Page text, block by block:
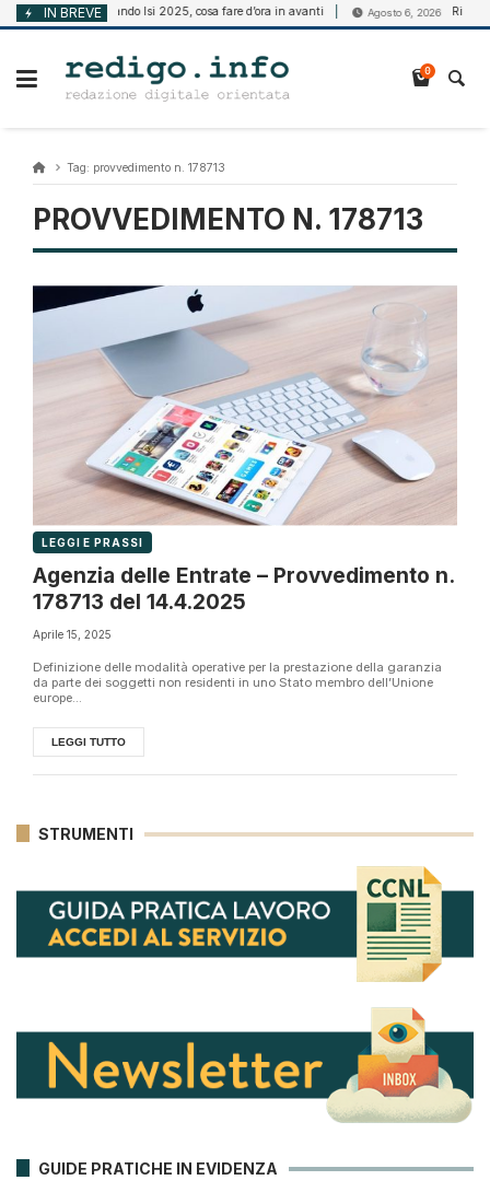
Vai
al
IN BREVE
Agosto 6, 2026 Bando Isi 2025, cosa fare d’ora in avanti Agosto 6, 2026 Riforma
0
Tag: provvedimento n. 178713
PROVVEDIMENTO N. 178713
LEGGI E PRASSI
Agenzia delle Entrate – Provvedimento n.
178713 del 14.4.2025
Aprile 15, 2025
Definizione delle modalità operative per la prestazione della garanzia
da parte dei soggetti non residenti in uno Stato membro dell’Unione
europe...
LEGGI TUTTO
STRUMENTI
GUIDE PRATICHE IN EVIDENZA